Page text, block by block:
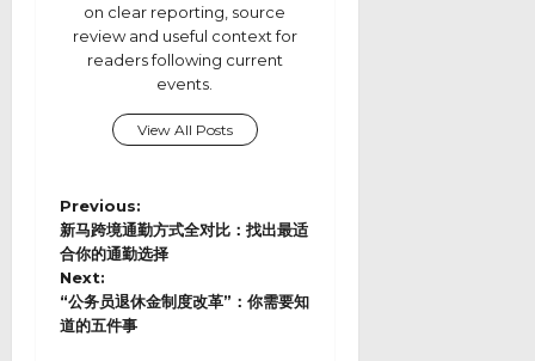
on clear reporting, source
review and useful context for
readers following current
events.
View All Posts
P
o
s
t
n
a
Previous:
新马跨境通勤方式全对比：找出最适
合你的通勤选择
Next:
“公务员退休金制度改革”：你需要知
道的五件事